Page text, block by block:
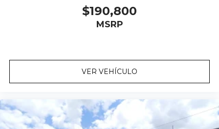
$190,800
MSRP
VER VEHÍCULO